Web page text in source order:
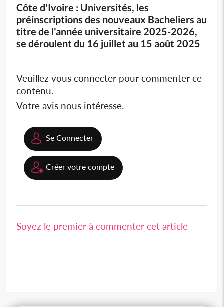
Côte d'Ivoire : Universités, les
préinscriptions des nouveaux Bacheliers au
titre de l'année universitaire 2025-2026,
se déroulent du 16 juillet au 15 août 2025
Veuillez vous connecter pour commenter ce
contenu.
Votre avis nous intéresse.
Se Connecter
Créer votre compte
Soyez le premier à commenter cet article